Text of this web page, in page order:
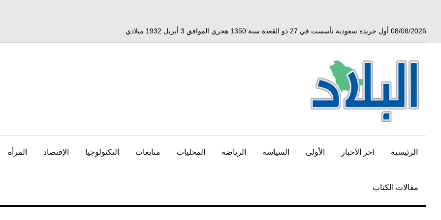
08/08/2026 أول جريدة سعودية تأسست في 27 ذو القعدة سنة 1350 هجري الموافق 3 أبريل 1932 ميلادي
الرئيسية اخر الاخبار الأولى السياسة الرياضة المحليات متابعات التكنولوجيا الإقتصاد المرأه
مقالات الكتاب